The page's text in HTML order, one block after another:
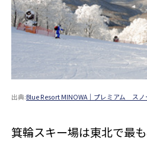
出典:Blue Resort MINOWA｜プレミアム ス
箕輪スキー場は東北で最